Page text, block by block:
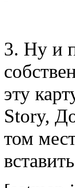
3. Ну и
эту
Story,
том